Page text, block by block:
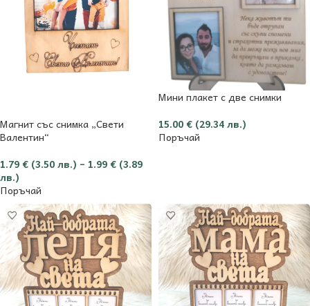
Магнит със снимка „Свети
Валентин“
1.79 € (3.50 лв.) – 1.99 € (3.89
лв.)
Поръчай
Мини плакет с две снимки
15.00 € (29.34 лв.)
Поръчай